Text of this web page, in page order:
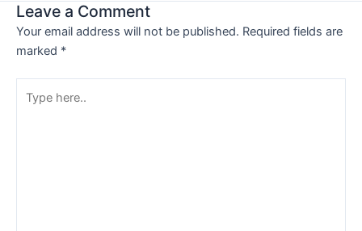
Leave a Comment
Your email address will not be published. Required fields are
marked *
here..